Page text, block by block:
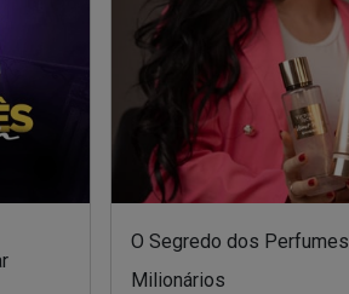
O Segredo dos Perfumes
Milionários